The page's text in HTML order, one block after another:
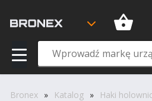
Bronex » Katalog » Haki